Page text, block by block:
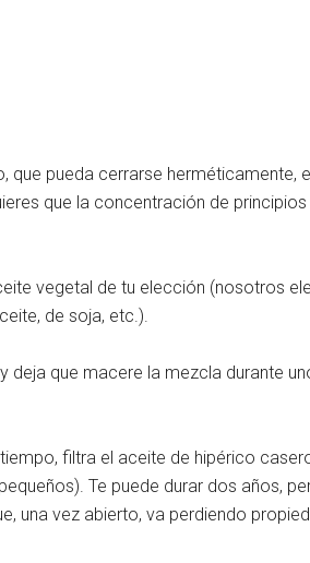
que pueda cerrarse herméticamente,
que la concentración de
vegetal de tu elección (nosotros
de soja, etc.).
deja que macere la mezcla durante
filtra el aceite de hipérico
Te puede durar dos años,
una vez abierto, va perdiendo